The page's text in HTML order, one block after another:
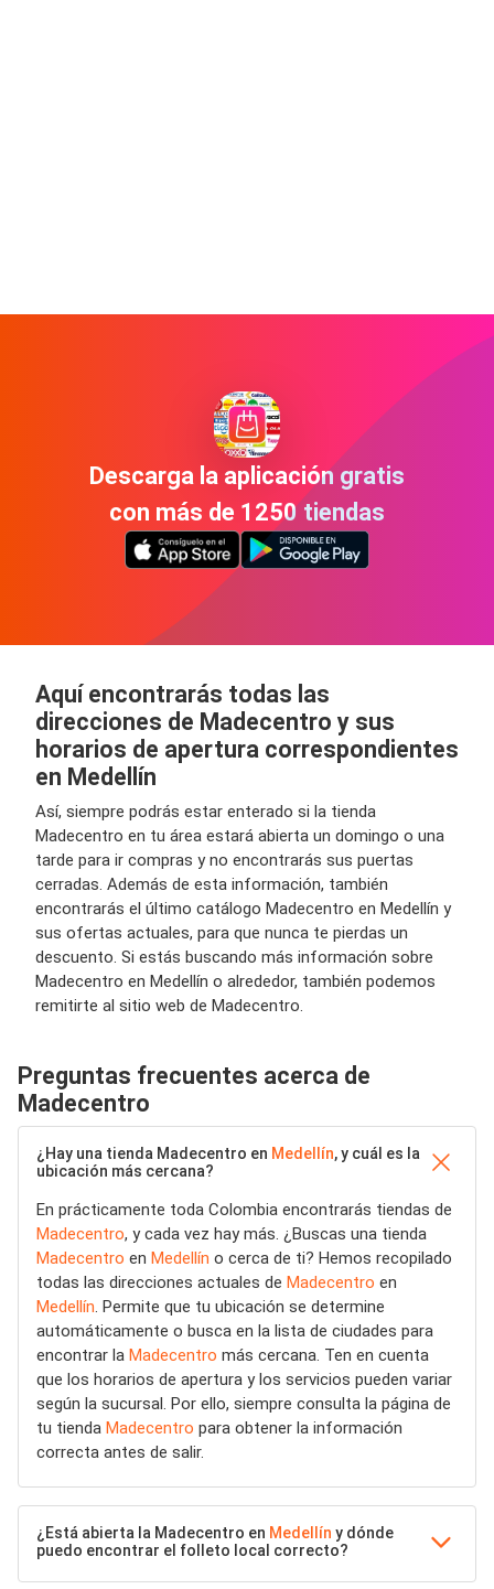
Descarga la aplicación gratis
con más de 1250 tiendas
Aquí encontrarás todas las
direcciones de Madecentro y sus
horarios de apertura correspondientes
en Medellín
Así, siempre podrás estar enterado si la tienda
Madecentro en tu área estará abierta un domingo o una
tarde para ir compras y no encontrarás sus puertas
cerradas. Además de esta información, también
encontrarás el último catálogo Madecentro en Medellín y
sus ofertas actuales, para que nunca te pierdas un
descuento. Si estás buscando más información sobre
Madecentro en Medellín o alrededor, también podemos
remitirte al sitio web de Madecentro.
Preguntas frecuentes acerca de
Madecentro
¿Hay una tienda Madecentro en Medellín, y cuál es la
ubicación más cercana?
En prácticamente toda Colombia encontrarás tiendas de
Madecentro, y cada vez hay más. ¿Buscas una tienda
Madecentro en Medellín o cerca de ti? Hemos recopilado
todas las direcciones actuales de Madecentro en
Medellín. Permite que tu ubicación se determine
automáticamente o busca en la lista de ciudades para
encontrar la Madecentro más cercana. Ten en cuenta
que los horarios de apertura y los servicios pueden variar
según la sucursal. Por ello, siempre consulta la página de
tu tienda Madecentro para obtener la información
correcta antes de salir.
¿Está abierta la Madecentro en Medellín y dónde
puedo encontrar el folleto local correcto?